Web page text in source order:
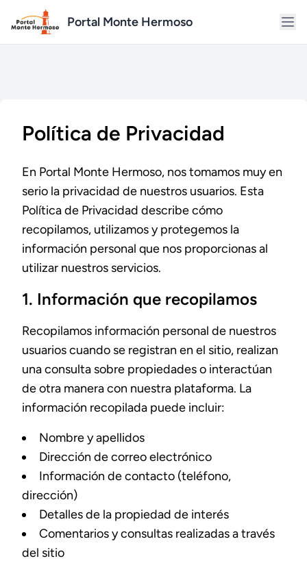
Portal Monte Hermoso
Política de Privacidad
En Portal Monte Hermoso, nos tomamos muy en
serio la privacidad de nuestros usuarios. Esta
Política de Privacidad describe cómo
recopilamos, utilizamos y protegemos la
información personal que nos proporcionas al
utilizar nuestros servicios.
1. Información que recopilamos
Recopilamos información personal de nuestros
usuarios cuando se registran en el sitio, realizan
una consulta sobre propiedades o interactúan
de otra manera con nuestra plataforma. La
información recopilada puede incluir:
Nombre y apellidos
Dirección de correo electrónico
Información de contacto (teléfono,
dirección)
Detalles de la propiedad de interés
Comentarios y consultas realizadas a través
del sitio